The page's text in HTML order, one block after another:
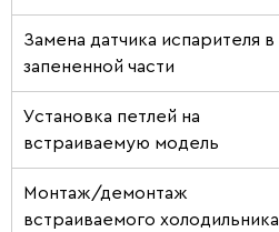
Замена датчика испарителя в
запененной части
Установка петлей на
встраиваемую модель
Монтаж/демонтаж
встраиваемого холодильника